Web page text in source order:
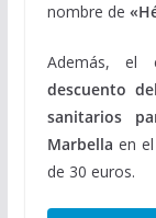
nombre de
Además, el
descuento
sanitarios
Marbella en
de 30 euros.